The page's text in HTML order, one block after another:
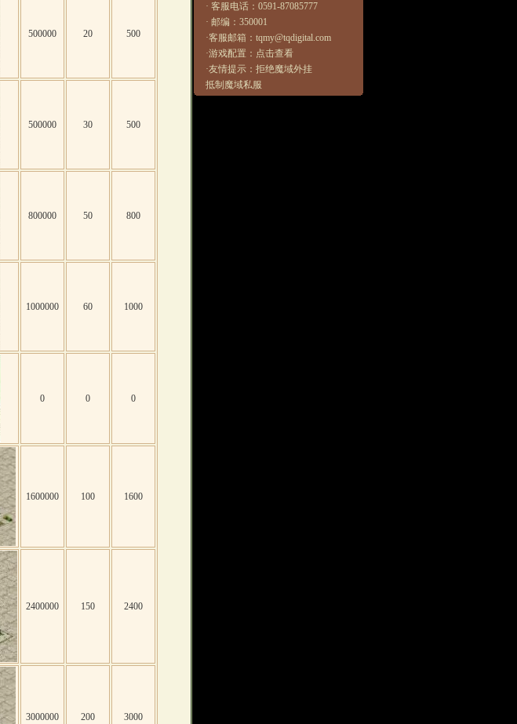
500000 20 500
500000 30 500
800000 50 800
1000000 60 1000
0 0 0
1600000 100 1600
2400000 150 2400
3000000 200 3000
· 客服电话：0591-87085777
· 邮编：350001
·客服邮箱：tqmy@tqdigital.com
·游戏配置： 点击查看
·友情提示：拒绝魔域外挂
抵制魔域私服